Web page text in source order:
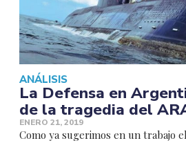
ANÁLISIS
La Defensa en
de la tragedia del
ENERO 21, 2019
Como ya sugerimos en un trabajo